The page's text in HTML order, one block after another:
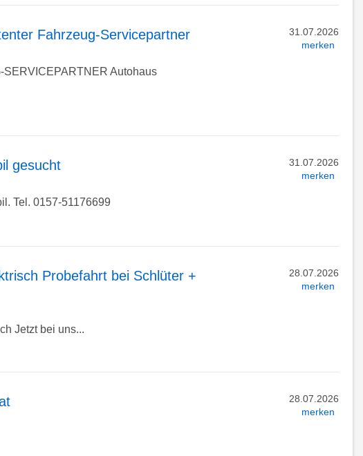
Fahrzeug-Servicepartner
SERVICEPARTNER Autohaus
31.07.2026
merken
gesucht
Tel. 0157-51176699
31.07.2026
merken
Probefahrt bei Schlüter +
Jetzt bei uns...
28.07.2026
merken
28.07.2026
merken